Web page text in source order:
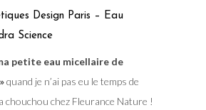
Design Paris – Eau
Science
petite eau micellaire de
quand je n’ai pas eu le temps de
chouchou chez Fleurance Nature !